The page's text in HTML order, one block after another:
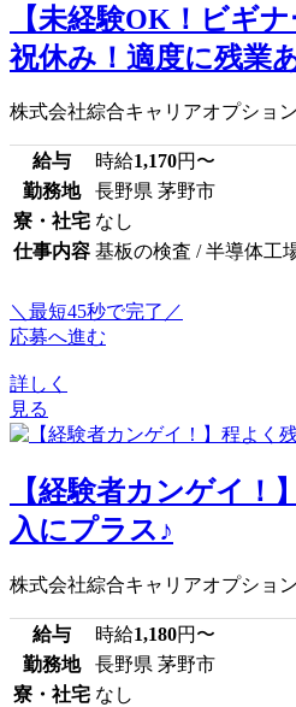
【未経験OK！ビギ
祝休み！適度に残業
株式会社綜合キャリアオプション
給与 時給1,170円〜
勤務地
長野県 茅野市
寮・社宅 なし
仕事内容 基板の検査 / 半導体工
＼最短45秒で完了／
応募へ進む
詳しく
見る
【経験者カンゲイ！
入にプラス♪
株式会社綜合キャリアオプション
給与 時給1,180円〜
勤務地
長野県 茅野市
寮・社宅 なし